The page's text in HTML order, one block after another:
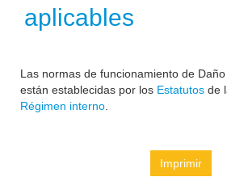
aplicables
Las normas de funcionamiento de
están establecidas por los Estatutos de
Régimen interno
Imprimir